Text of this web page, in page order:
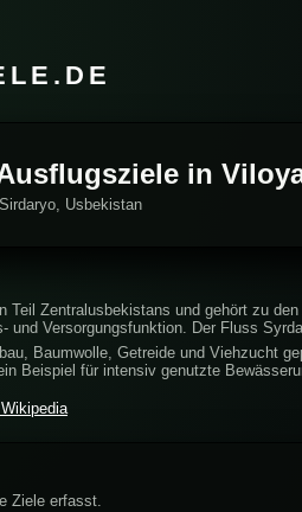
in
Usbekistan
Teil Zentralusbekistans und gehört zu
und Versorgungsfunktion. Der Fluss
Baumwolle, Getreide und Viehzucht
Beispiel für intensiv genutzte
Ziele erfasst.